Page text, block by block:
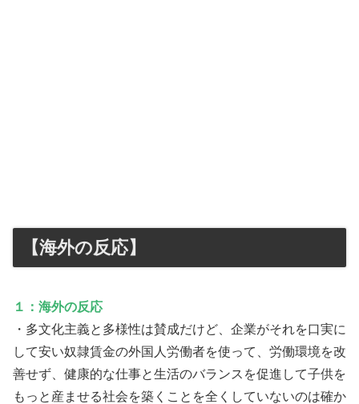
【海外の反応】
１：海外の反応
・多文化主義と多様性は賛成だけど、企業がそれを口実に
して安い奴隷賃金の外国人労働者を使って、労働環境を改
善せず、健康的な仕事と生活のバランスを促進して子供を
もっと産ませる社会を築くことを全くしていないのは確か